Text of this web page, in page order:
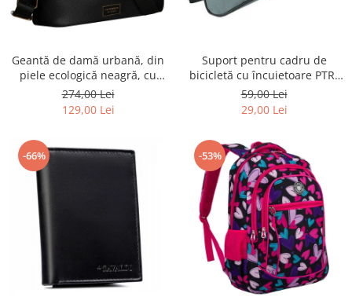
Geantă de damă urbană, din
piele ecologică neagră, cu
curea reglabilă - Peterson
PTR-PTN JK6-06-6642
274,00 Lei
129,00 Lei
Suport pentru cadru de
bicicletă cu încuietoare PTR-
AR-S-101
59,00 Lei
29,00 Lei
-66% -53%